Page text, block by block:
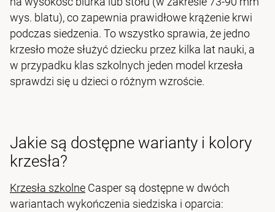
wys. blatu), co zapewnia prawidłowe krążenie krwi
podczas siedzenia. To wszystko sprawia, że jedno
krzesło może służyć dziecku przez kilka lat nauki, a
w przypadku klas szkolnych jeden model krzesła
sprawdzi się u dzieci o różnym wzroście.
​Jakie są dostępne warianty i kolory
krzesła?
Krzesła szkolne Casper są dostępne w dwóch
wariantach wykończenia siedziska i oparcia: